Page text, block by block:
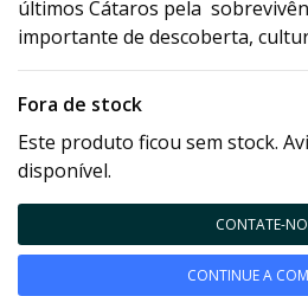
últimos Cátaros pela
importante de descoberta,
Fora de stock
Este produto ficou sem stock.
disponível.
CONTATE-
CONTINUE A